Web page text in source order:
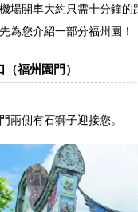
場開車大約只需十分鐘
為您介紹一部分福州園！
福州園門）
兩側有石獅子迎接您。